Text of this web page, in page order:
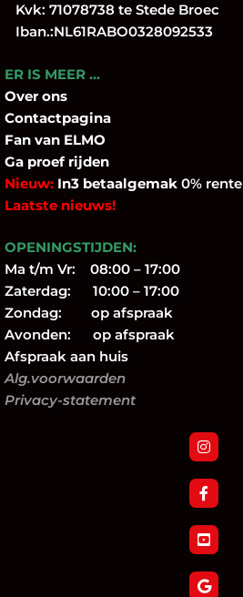
Kvk: 71078738 te Stede Broec
Iban.:NL61RABO0328092533
ER IS MEER …
Over ons
Contactpagina
Fan van ELMO
Ga proef rijden
Nieuw: In3 betaalgemak 0% rente
Laatste nieuws!
OPENINGSTIJDEN:
Ma t/m Vr: 08:00 – 17:00
Zaterdag: 10:00 – 17:00
Zondag: op afspraak
Avonden: op afspraak
Afspraak aan huis
Alg.voorwaarden
Privacy-statement